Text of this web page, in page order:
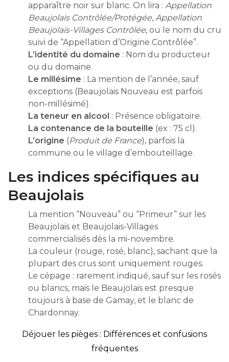
apparaître noir sur blanc. On lira : Appellation
Beaujolais Contrôlée/Protégée, Appellation
Beaujolais-Villages Contrôlée, ou le nom du cru
suivi de “Appellation d’Origine Contrôlée”.
L’identité du domaine : Nom du producteur
ou du domaine.
Le millésime : La mention de l’année, sauf
exceptions (Beaujolais Nouveau est parfois
non-millésimé).
La teneur en alcool : Présence obligatoire.
La contenance de la bouteille (ex : 75 cl).
L’origine (Produit de France), parfois la
commune ou le village d’embouteillage.
Les indices spécifiques au
Beaujolais
La mention “Nouveau” ou “Primeur” sur les
Beaujolais et Beaujolais-Villages
commercialisés dès la mi-novembre.
La couleur (rouge, rosé, blanc), sachant que la
plupart des crus sont uniquement rouges.
Le cépage : rarement indiqué, sauf sur les rosés
ou blancs, mais le Beaujolais est presque
toujours à base de Gamay, et le blanc de
Chardonnay.
Déjouer les pièges : Différences et confusions
fréquentes